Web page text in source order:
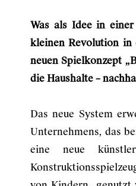
Was als Idee in
kleinen Revolution in
neuen Spielkonzept
die Haushalte –
Das neue System
Unternehmens, das
eine neue